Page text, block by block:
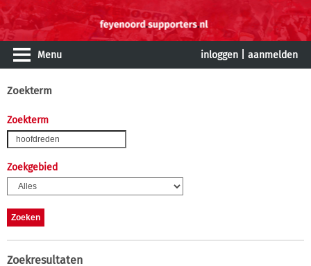
Menu inloggen aanmelden
Zoekterm
Zoekterm
Zoekgebied
Zoekresultaten